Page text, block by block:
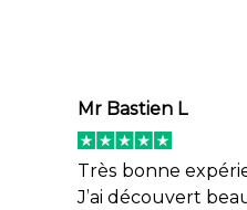
Mr Bastien L
Très bonne
J’ai découvert